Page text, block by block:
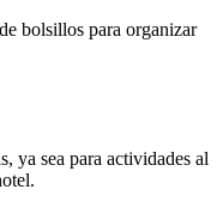
bolsillos para organizar
ya sea para actividades al